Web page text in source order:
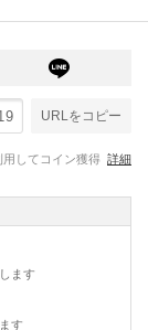
URLをコピー
してコイン獲得 詳細
ます
す